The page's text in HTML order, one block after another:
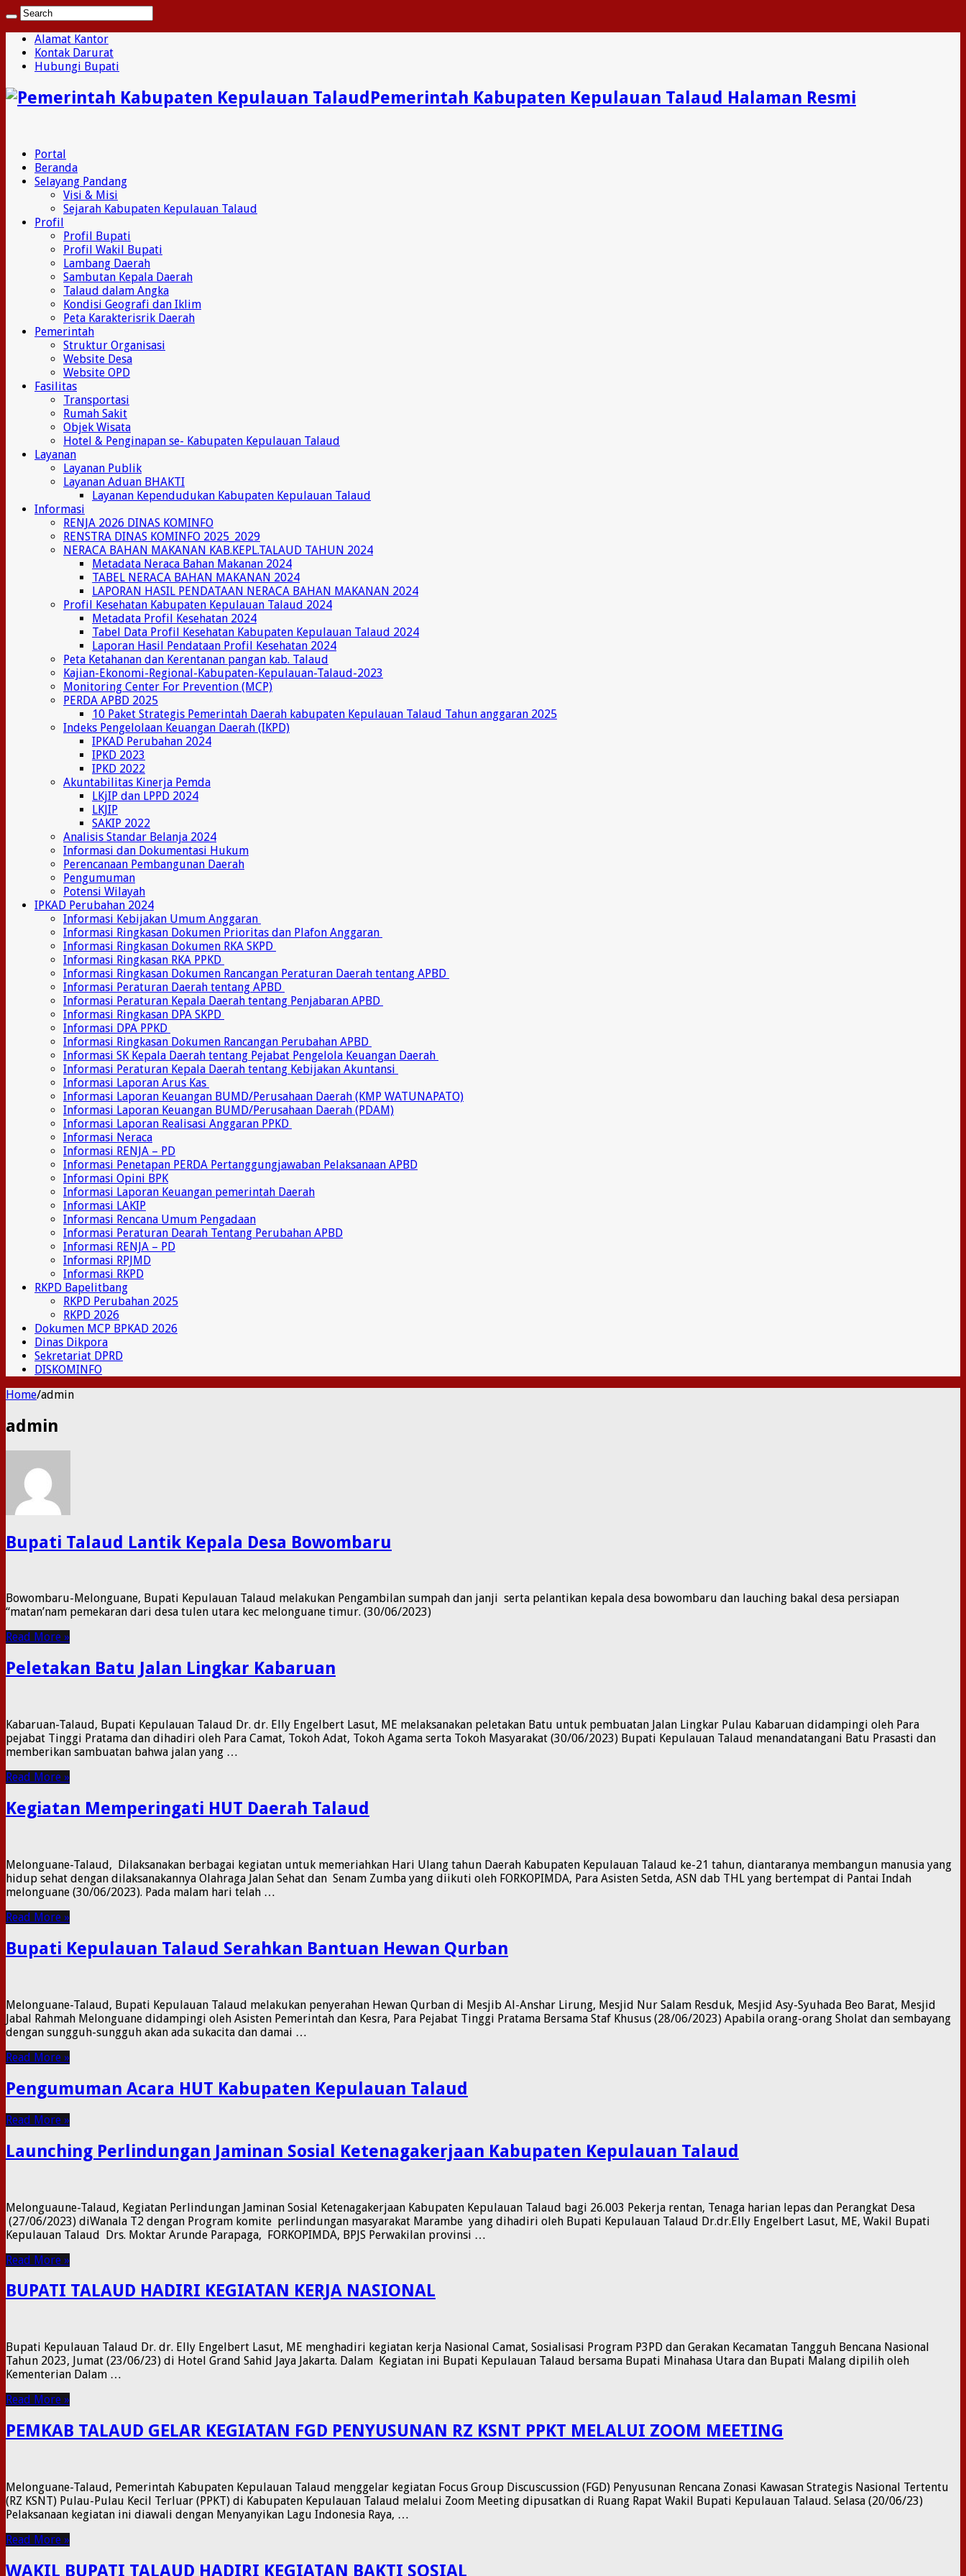
Alamat Kantor
Kontak Darurat
Hubungi Bupati
Pemerintah Kabupaten Kepulauan Talaud Halaman Resmi
Portal
Beranda
Selayang Pandang
Visi & Misi
Sejarah Kabupaten Kepulauan Talaud
Profil
Profil Bupati
Profil Wakil Bupati
Lambang Daerah
Sambutan Kepala Daerah
Talaud dalam Angka
Kondisi Geografi dan Iklim
Peta Karakterisrik Daerah
Pemerintah
Struktur Organisasi
Website Desa
Website OPD
Fasilitas
Transportasi
Rumah Sakit
Objek Wisata
Hotel & Penginapan se- Kabupaten Kepulauan Talaud
Layanan
Layanan Publik
Layanan Aduan BHAKTI
Layanan Kependudukan Kabupaten Kepulauan Talaud
Informasi
RENJA 2026 DINAS KOMINFO
RENSTRA DINAS KOMINFO 2025_2029
NERACA BAHAN MAKANAN KAB.KEPL.TALAUD TAHUN 2024
Metadata Neraca Bahan Makanan 2024
TABEL NERACA BAHAN MAKANAN 2024
LAPORAN HASIL PENDATAAN NERACA BAHAN MAKANAN 2024
Profil Kesehatan Kabupaten Kepulauan Talaud 2024
Metadata Profil Kesehatan 2024
Tabel Data Profil Kesehatan Kabupaten Kepulauan Talaud 2024
Laporan Hasil Pendataan Profil Kesehatan 2024
Peta Ketahanan dan Kerentanan pangan kab. Talaud
Kajian-Ekonomi-Regional-Kabupaten-Kepulauan-Talaud-2023
Monitoring Center For Prevention (MCP)
PERDA APBD 2025
10 Paket Strategis Pemerintah Daerah kabupaten Kepulauan Talaud Tahun anggaran 2025
Indeks Pengelolaan Keuangan Daerah (IKPD)
IPKAD Perubahan 2024
IPKD 2023
IPKD 2022
Akuntabilitas Kinerja Pemda
LKjIP dan LPPD 2024
LKJIP
SAKIP 2022
Analisis Standar Belanja 2024
Informasi dan Dokumentasi Hukum
Perencanaan Pembangunan Daerah
Pengumuman
Potensi Wilayah
IPKAD Perubahan 2024
Informasi Kebijakan Umum Anggaran
Informasi Ringkasan Dokumen Prioritas dan Plafon Anggaran
Informasi Ringkasan Dokumen RKA SKPD
Informasi Ringkasan RKA PPKD
Informasi Ringkasan Dokumen Rancangan Peraturan Daerah tentang APBD
Informasi Peraturan Daerah tentang APBD
Informasi Peraturan Kepala Daerah tentang Penjabaran APBD
Informasi Ringkasan DPA SKPD
Informasi DPA PPKD
Informasi Ringkasan Dokumen Rancangan Perubahan APBD
Informasi SK Kepala Daerah tentang Pejabat Pengelola Keuangan Daerah
Informasi Peraturan Kepala Daerah tentang Kebijakan Akuntansi
Informasi Laporan Arus Kas
Informasi Laporan Keuangan BUMD/Perusahaan Daerah (KMP WATUNAPATO)
Informasi Laporan Keuangan BUMD/Perusahaan Daerah (PDAM)
Informasi Laporan Realisasi Anggaran PPKD
Informasi Neraca
Informasi RENJA – PD
Informasi Penetapan PERDA Pertanggungjawaban Pelaksanaan APBD
Informasi Opini BPK
Informasi Laporan Keuangan pemerintah Daerah
Informasi LAKIP
Informasi Rencana Umum Pengadaan
Informasi Peraturan Dearah Tentang Perubahan APBD
Informasi RENJA – PD
Informasi RPJMD
Informasi RKPD
RKPD Bapelitbang
RKPD Perubahan 2025
RKPD 2026
Dokumen MCP BPKAD 2026
Dinas Dikpora
Sekretariat DPRD
DISKOMINFO
Home/admin
admin
Bupati Talaud Lantik Kepala Desa Bowombaru
Bowombaru-Melonguane, Bupati Kepulauan Talaud melakukan Pengambilan sumpah dan janji serta pelantikan kepala desa bowombaru dan lauching bakal desa persiapan
“matan’nam pemekaran dari desa tulen utara kec melonguane timur. (30/06/2023)
Read More »
Peletakan Batu Jalan Lingkar Kabaruan
Kabaruan-Talaud, Bupati Kepulauan Talaud Dr. dr. Elly Engelbert Lasut, ME melaksanakan peletakan Batu untuk pembuatan Jalan Lingkar Pulau Kabaruan didampingi oleh Para
pejabat Tinggi Pratama dan dihadiri oleh Para Camat, Tokoh Adat, Tokoh Agama serta Tokoh Masyarakat (30/06/2023) Bupati Kepulauan Talaud menandatangani Batu Prasasti dan
memberikan sambuatan bahwa jalan yang …
Read More »
Kegiatan Memperingati HUT Daerah Talaud
Melonguane-Talaud, Dilaksanakan berbagai kegiatan untuk memeriahkan Hari Ulang tahun Daerah Kabupaten Kepulauan Talaud ke-21 tahun, diantaranya membangun manusia yang
hidup sehat dengan dilaksanakannya Olahraga Jalan Sehat dan Senam Zumba yang diikuti oleh FORKOPIMDA, Para Asisten Setda, ASN dab THL yang bertempat di Pantai Indah
melonguane (30/06/2023). Pada malam hari telah …
Read More »
Bupati Kepulauan Talaud Serahkan Bantuan Hewan Qurban
Melonguane-Talaud, Bupati Kepulauan Talaud melakukan penyerahan Hewan Qurban di Mesjib Al-Anshar Lirung, Mesjid Nur Salam Resduk, Mesjid Asy-Syuhada Beo Barat, Mesjid
Jabal Rahmah Melonguane didampingi oleh Asisten Pemerintah dan Kesra, Para Pejabat Tinggi Pratama Bersama Staf Khusus (28/06/2023) Apabila orang-orang Sholat dan sembayang
dengan sungguh-sungguh akan ada sukacita dan damai …
Read More »
Pengumuman Acara HUT Kabupaten Kepulauan Talaud
Read More »
Launching Perlindungan Jaminan Sosial Ketenagakerjaan Kabupaten Kepulauan Talaud
Melonguaune-Talaud, Kegiatan Perlindungan Jaminan Sosial Ketenagakerjaan Kabupaten Kepulauan Talaud bagi 26.003 Pekerja rentan, Tenaga harian lepas dan Perangkat Desa
(27/06/2023) diWanala T2 dengan Program komite perlindungan masyarakat Marambe yang dihadiri oleh Bupati Kepulauan Talaud Dr.dr.Elly Engelbert Lasut, ME, Wakil Bupati
Kepulauan Talaud Drs. Moktar Arunde Parapaga, FORKOPIMDA, BPJS Perwakilan provinsi …
Read More »
BUPATI TALAUD HADIRI KEGIATAN KERJA NASIONAL
Bupati Kepulauan Talaud Dr. dr. Elly Engelbert Lasut, ME menghadiri kegiatan kerja Nasional Camat, Sosialisasi Program P3PD dan Gerakan Kecamatan Tangguh Bencana Nasional
Tahun 2023, Jumat (23/06/23) di Hotel Grand Sahid Jaya Jakarta. Dalam Kegiatan ini Bupati Kepulauan Talaud bersama Bupati Minahasa Utara dan Bupati Malang dipilih oleh
Kementerian Dalam …
Read More »
PEMKAB TALAUD GELAR KEGIATAN FGD PENYUSUNAN RZ KSNT PPKT MELALUI ZOOM MEETING
Melonguane-Talaud, Pemerintah Kabupaten Kepulauan Talaud menggelar kegiatan Focus Group Discuscussion (FGD) Penyusunan Rencana Zonasi Kawasan Strategis Nasional Tertentu
(RZ KSNT) Pulau-Pulau Kecil Terluar (PPKT) di Kabupaten Kepulauan Talaud melalui Zoom Meeting dipusatkan di Ruang Rapat Wakil Bupati Kepulauan Talaud. Selasa (20/06/23)
Pelaksanaan kegiatan ini diawali dengan Menyanyikan Lagu Indonesia Raya, …
Read More »
WAKIL BUPATI TALAUD HADIRI KEGIATAN BAKTI SOSIAL